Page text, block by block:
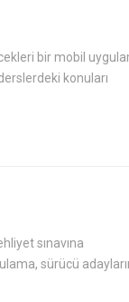
bir mobil
konuları
sınavına
sürücü